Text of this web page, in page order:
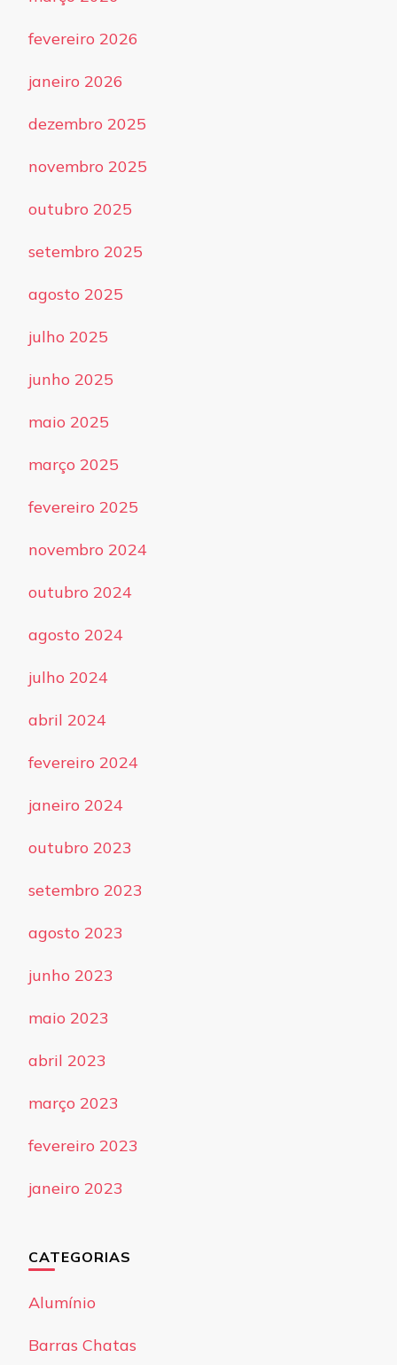
fevereiro 2026
janeiro 2026
dezembro 2025
novembro 2025
outubro 2025
setembro 2025
agosto 2025
julho 2025
junho 2025
maio 2025
março 2025
fevereiro 2025
novembro 2024
outubro 2024
agosto 2024
julho 2024
abril 2024
fevereiro 2024
janeiro 2024
outubro 2023
setembro 2023
agosto 2023
junho 2023
maio 2023
abril 2023
março 2023
fevereiro 2023
janeiro 2023
CATEGORIAS
Alumínio
Barras Chatas